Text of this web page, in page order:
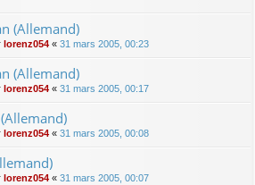
(Allemand)
lorenz054 « 31 mars 2005, 00:23
(Allemand)
lorenz054 « 31 mars 2005, 00:17
lorenz054 « 31 mars 2005, 00:08
lorenz054 « 31 mars 2005, 00:07